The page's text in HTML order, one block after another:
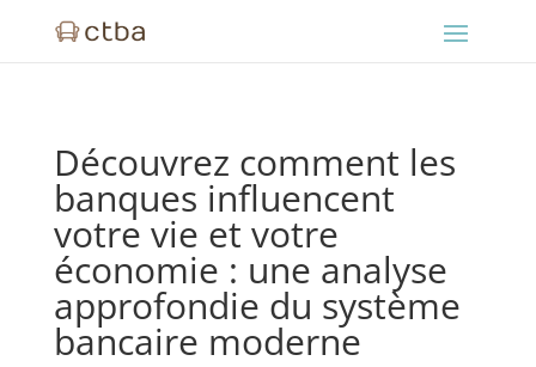
Découvrez comment les
banques influencent
votre vie et votre
économie : une analyse
approfondie du système
bancaire moderne